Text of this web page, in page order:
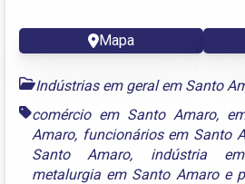
Mapa
Indústrias em geral em Santo
comércio em Santo Amaro,
Amaro, funcionários em Santo
Santo Amaro, indústria
metalurgia em Santo Amaroe